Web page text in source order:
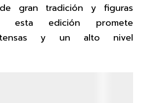
gran tradición y figuras
esta edición promete
y un alto nivel